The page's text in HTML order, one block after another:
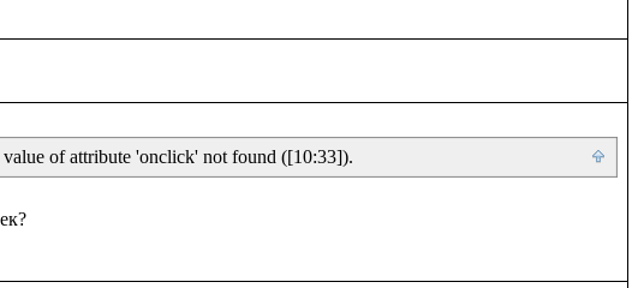
of attribute 'onclick' not found ([10:33]).